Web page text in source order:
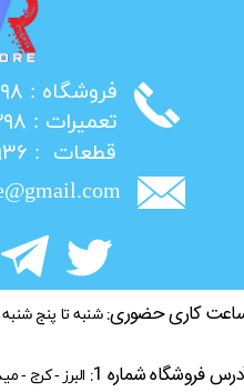
​فروشگاه : ۰۲۶۳۲۲۲۲۲۹۸
​تعمیرات : ۰۲۶۳۲۲۰۲۲۹۸
​قطعات : ۰۲۱۳۶۳۴۹۹۳۶
کاری حضوری: شنبه تا پنج شنبه – ۹:۳۰ صبح الی
فروشگاه شماره 1:
البرز - کرج -